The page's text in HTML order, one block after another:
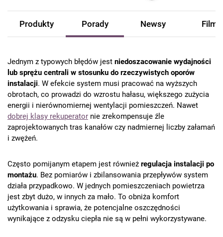
Produkty Porady Newsy Filmy
Jednym z typowych błędów jest niedoszacowanie wydajności
lub sprężu centrali w stosunku do rzeczywistych oporów
instalacji. W efekcie system musi pracować na wyższych
obrotach, co prowadzi do wzrostu hałasu, większego zużycia
energii i nierównomiernej wentylacji pomieszczeń. Nawet
dobrej klasy rekuperator nie zrekompensuje źle
zaprojektowanych tras kanałów czy nadmiernej liczby załamań
i zwężeń.
Często pomijanym etapem jest również regulacja instalacji po
montażu. Bez pomiarów i zbilansowania przepływów system
działa przypadkowo. W jednych pomieszczeniach powietrza
jest zbyt dużo, w innych za mało. To obniża komfort
użytkowania i sprawia, że potencjalne oszczędności
wynikające z odzysku ciepła nie są w pełni wykorzystywane.